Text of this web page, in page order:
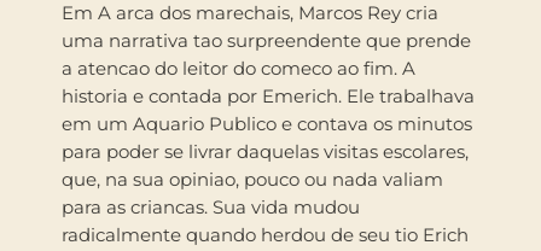
Em A arca dos marechais, Marcos Rey cria
uma narrativa tao surpreendente que prende
a atencao do leitor do comeco ao fim. A
historia e contada por Emerich. Ele trabalhava
em um Aquario Publico e contava os minutos
para poder se livrar daquelas visitas escolares,
que, na sua opiniao, pouco ou nada valiam
para as criancas. Sua vida mudou
radicalmente quando herdou de seu tio Erich